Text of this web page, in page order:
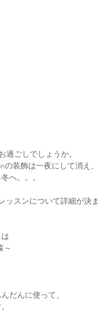
ごしでしょうか。
装飾は一夜にして消え、
へ。。。
ッスンについて詳細が決
～
だんに使って、